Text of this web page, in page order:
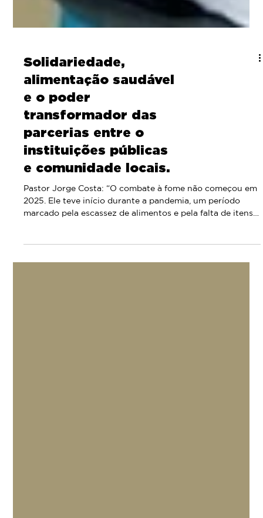
Solidariedade,
alimentação saudável
e o poder
transformador das
parcerias entre o
instituições públicas
e comunidade locais.
Pastor Jorge Costa: “O combate à fome não começou em
2025. Ele teve início durante a pandemia, um período
básicos para muitas famílias.”